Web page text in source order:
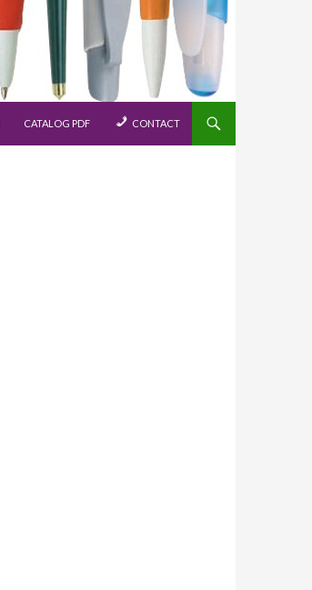
CATALOG PDF CONTACT